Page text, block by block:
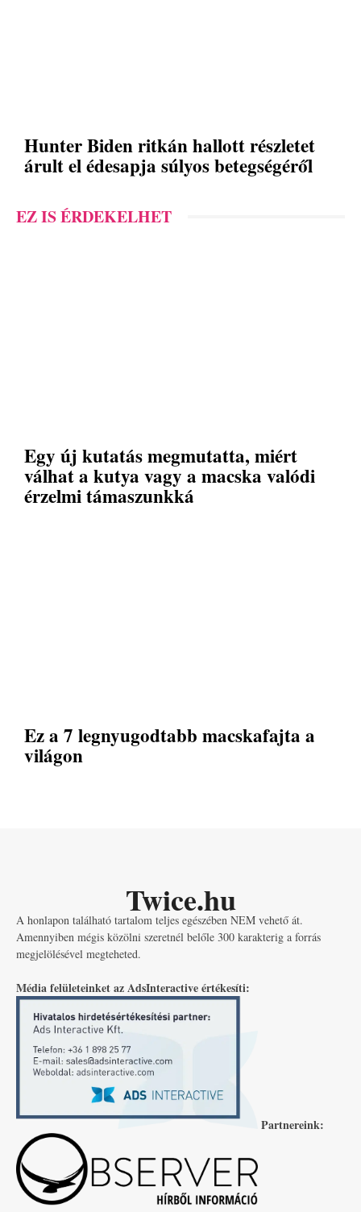
Hunter Biden ritkán hallott részletet
árult el édesapja súlyos betegségéről
EZ IS ÉRDEKELHET
Egy új kutatás megmutatta, miért
válhat a kutya vagy a macska valódi
érzelmi támaszunkká
Ez a 7 legnyugodtabb macskafajta a
világon
Twice.hu
A honlapon található tartalom teljes egészében NEM vehető át.
Amennyiben mégis közölni szeretnél belőle 300 karakterig a forrás
megjelölésével megteheted.
Média felületeinket az AdsInteractive értékesíti:
Partnereink: